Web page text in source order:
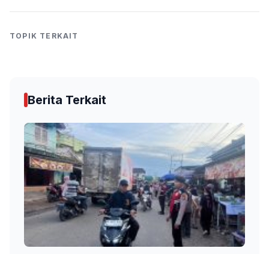
TOPIK TERKAIT
Berita Terkait